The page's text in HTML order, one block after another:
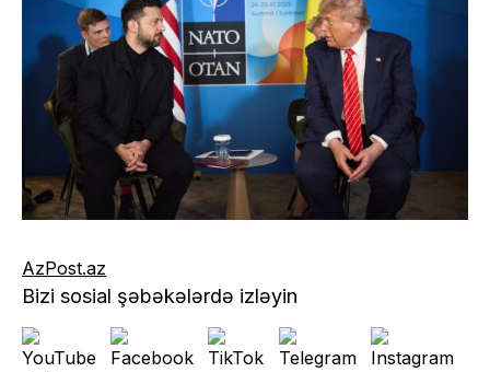
AzPost.az
Bizi sosial şəbəkələrdə izləyin